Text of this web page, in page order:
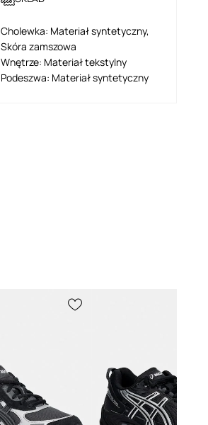
Cholewka: Materiał syntetyczny,
Skóra zamszowa
Wnętrze: Materiał tekstylny
Podeszwa: Materiał syntetyczny